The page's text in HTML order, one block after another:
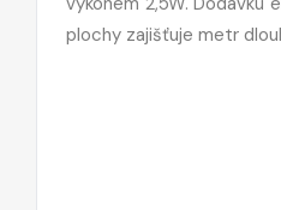
plochy zajišťuje metr